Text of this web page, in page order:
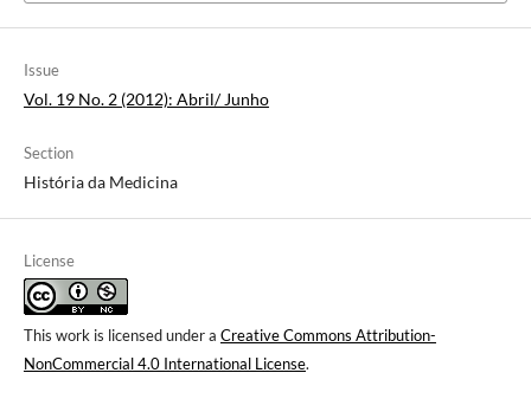
Issue
Vol. 19 No. 2 (2012): Abril/ Junho
Section
História da Medicina
License
This work is licensed under a Creative Commons Attribution-
NonCommercial 4.0 International License.